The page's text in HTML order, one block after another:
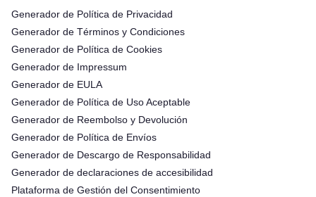
Generador de Política de Privacidad
Generador de Términos y Condiciones
Generador de Política de Cookies
Generador de Impressum
Generador de EULA
Generador de Política de Uso Aceptable
Generador de Reembolso y Devolución
Generador de Política de Envíos
Generador de Descargo de Responsabilidad
Generador de declaraciones de accesibilidad
Plataforma de Gestión del Consentimiento